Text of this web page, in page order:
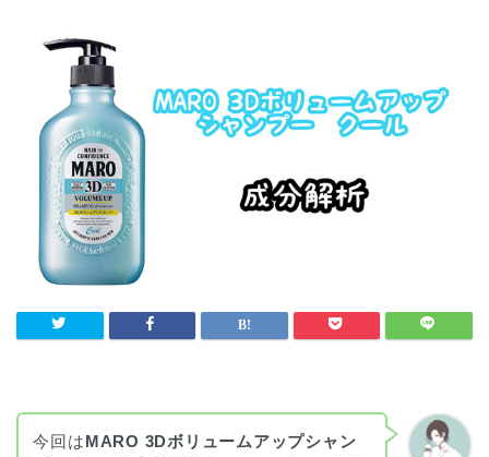
今回はMARO 3Dボリュームアップシャン